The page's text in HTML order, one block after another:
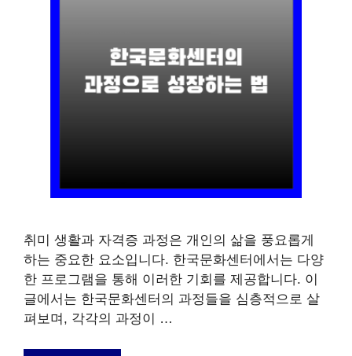
취미 생활과 자격증 과정은 개인의 삶을 풍요롭게
하는 중요한 요소입니다. 한국문화센터에서는 다양
한 프로그램을 통해 이러한 기회를 제공합니다. 이
글에서는 한국문화센터의 과정들을 심층적으로 살
펴보며, 각각의 과정이 …